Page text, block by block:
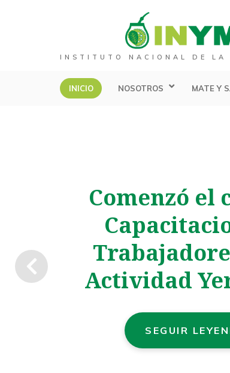
INSTITUTO NACIONAL DE LA
INICIO NOSOTROS MATE Y
Comenzó el
Actividad
SEGUIR
Anterior